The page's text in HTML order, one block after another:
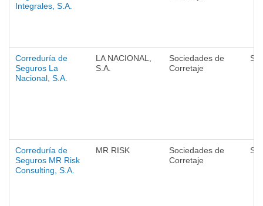
Integrales, S.A.
Correduría de
Seguros La
Nacional, S.A.
LA NACIONAL,
S.A.
Sociedades de
Corretaje
Correduría de
Seguros MR Risk
Consulting, S.A.
MR RISK
Sociedades de
Corretaje